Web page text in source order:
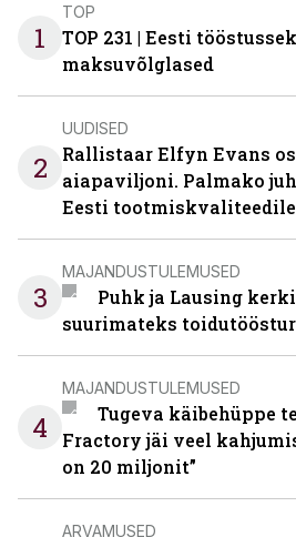
1
TOP
TOP 231 | Eesti
maksuvõlglased
2
UUDISED
Rallistaar Elfyn Evans
aiapaviljoni. Palmako
Eesti tootmiskvaliteedile
3
MAJANDUSTULEMUSED
Puhk ja Lausing
suurimateks
4
MAJANDUSTULEMUSED
Tugeva käibehüppe
Fractory jäi veel
on 20 miljonit”
ARVAMUSED